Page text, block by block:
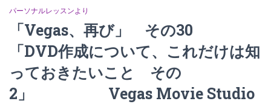
パーソナルレッスンより
「Vegas、再び」 その30
「DVD作成について、これだけは知
っておきたいこと その
2」 Vegas Movie Studio